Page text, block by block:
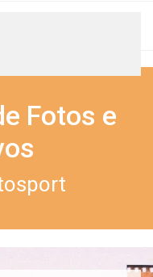
Fotos e